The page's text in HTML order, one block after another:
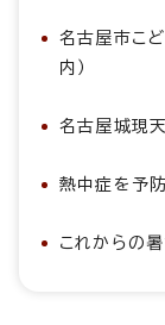
名古屋市こ
内）
名古屋城現
熱中症を予防
これからの